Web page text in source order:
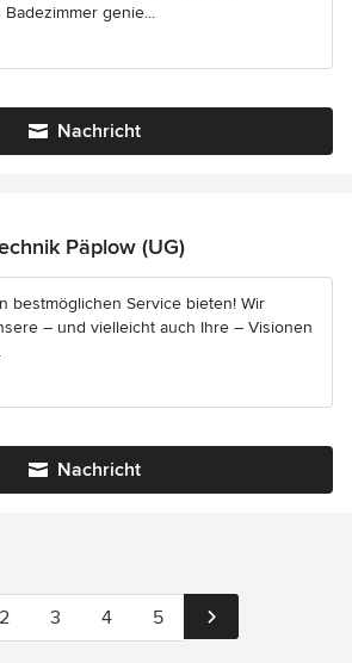
genie...
Nachricht
Päplow (UG)
bestmöglichen Service bieten! Wir
– und vielleicht auch Ihre – Visionen
Nachricht
2 3 4 5